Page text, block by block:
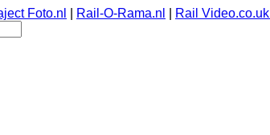
Foto.nl Rail-O-Rama.nl Rail Video.co.uk